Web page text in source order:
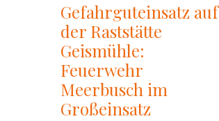
Gefahrguteinsatz auf
der Raststätte
Geismühle:
Feuerwehr
Meerbusch im
Großeinsatz